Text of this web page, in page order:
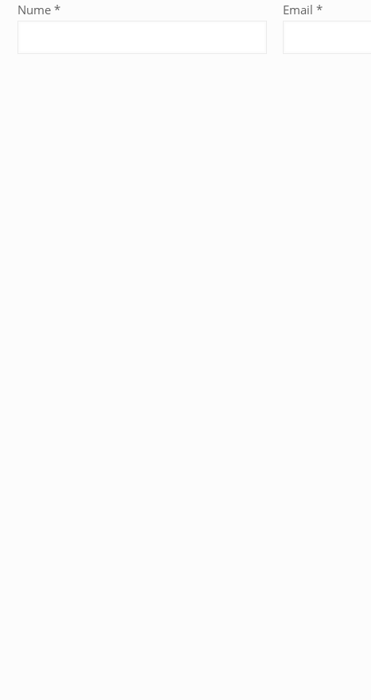
Nume * Email*